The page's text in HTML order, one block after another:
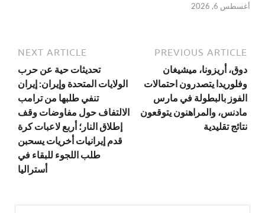
أغسطس 6, 2026
PREVIOUS ARTICLE
دوق، أريزونا، ميشيغان
وفلوريدا يتصدرون احتمالات
الفوز بالبطولة في مارس
مادنس، والمراهنون يتوقعون
نتائج تقليدية
NEXT ARTICLE
تحديثات حية عن حرب
الولايات المتحدة وإيران: إيران
تنفي طلبها من ترامب
الالتفاف حول مفاوضات وقف
إطلاق النار؛ أربع لاعبات كرة
قدم إيرانيات أخريات يسحبن
طلب اللجوء للبقاء في
أستراليا